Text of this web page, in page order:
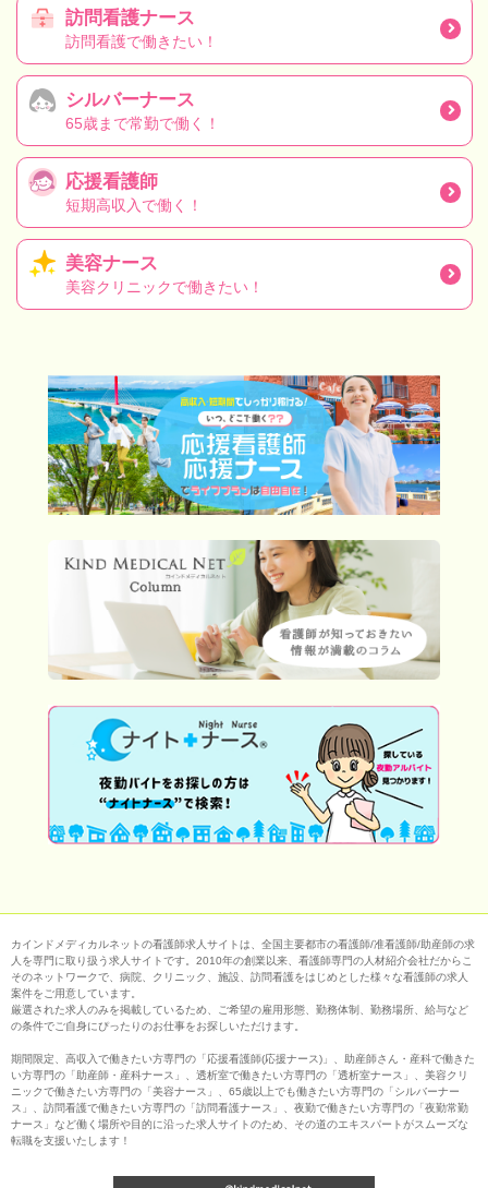
訪問看護ナース
訪問看護で働きたい！
シルバーナース
65歳まで常勤で働く！
応援看護師
短期高収入で働く！
美容ナース
美容クリニックで働きたい！
カインドメディカルネットの看護師求人サイトは、全国主要都市の看護師/准看護師/助産師の求
人を専門に取り扱う求人サイトです。2010年の創業以来、看護師専門の人材紹介会社だからこ
そのネットワークで、病院、クリニック、施設、訪問看護をはじめとした様々な看護師の求人
案件をご用意しています。
厳選された求人のみを掲載しているため、ご希望の雇用形態、勤務体制、勤務場所、給与など
の条件でご自身にぴったりのお仕事をお探しいただけます。
期間限定、高収入で働きたい方専門の「応援看護師(応援ナース)」、助産師さん・産科で働きた
い方専門の「助産師・産科ナース」、透析室で働きたい方専門の「透析室ナース」、美容クリ
ニックで働きたい方専門の「美容ナース」、65歳以上でも働きたい方専門の「シルバーナー
ス」、訪問看護で働きたい方専門の「訪問看護ナース」、夜勤で働きたい方専門の「夜勤常勤
ナース」など働く場所や目的に沿った求人サイトのため、その道のエキスパートがスムーズな
転職を支援いたします！